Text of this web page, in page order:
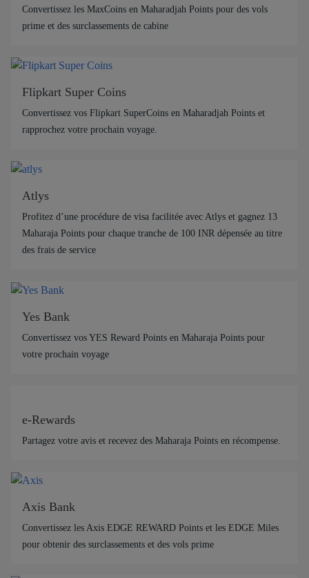
Convertissez les MaxCoins en Maharadjah Points pour des vols
prime et des surclassements de cabine
Flipkart Super Coins
Convertissez vos Flipkart SuperCoins en Maharadjah Points et
rapprochez votre prochain voyage.
Atlys
Profitez d’une procédure de visa facilitée avec Atlys et gagnez 13
Maharaja Points pour chaque tranche de 100 INR dépensée au titre
des frais de service
Yes Bank
Convertissez vos YES Reward Points en Maharaja Points pour
votre prochain voyage
e-Rewards
Partagez votre avis et recevez des Maharaja Points en récompense.
Axis Bank
Convertissez les Axis EDGE REWARD Points et les EDGE Miles
pour obtenir des surclassements et des vols prime